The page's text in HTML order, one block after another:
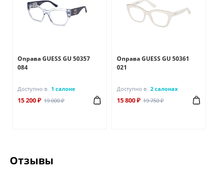
Оправа GUESS GU 50357
084
Доступно в 1 салоне
15 200 ₽ 19 000 ₽
Оправа GUESS GU 50361
021
Доступно в 2 салонах
15 800 ₽ 19 750 ₽
Отзывы